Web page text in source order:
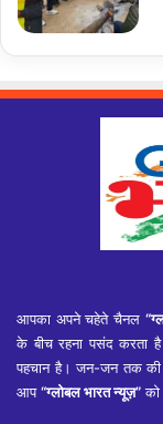
आपका अपने चहेते चैनल
के बीच रहना पसंद करता
पहचान है। जन-जन तक की
आप“ग्लोबल भारत न्यूज़”को